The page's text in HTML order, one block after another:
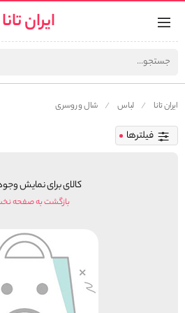
ایران تانا
ایران تانا لباس شال و روسری
فیلترها
کالای برای نمایش
بازگشت به صفحه